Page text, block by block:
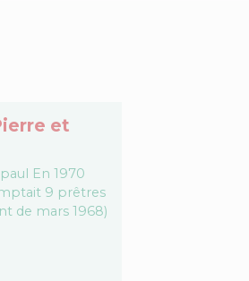
et
En 1970
9 prêtres
de mars 1968)